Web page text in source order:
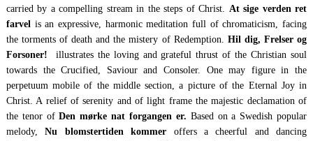
carried by a compelling stream in the steps of Christ. At sige verden ret
farvel is an expressive, harmonic meditation full of chromaticism, facing
the torments of death and the mistery of Redemption. Hil dig, Frelser og
Forsoner! illustrates the loving and grateful thrust of the Christian soul
towards the Crucified, Saviour and Consoler. One may figure in the
perpetuum mobile of the middle section, a picture of the Eternal Joy in
Christ. A relief of serenity and of light frame the majestic declamation of
the tenor ofDen mørke nat forgangen er. Based on a Swedish popular
melody,Nu blomstertiden kommer offers a cheerful and dancing